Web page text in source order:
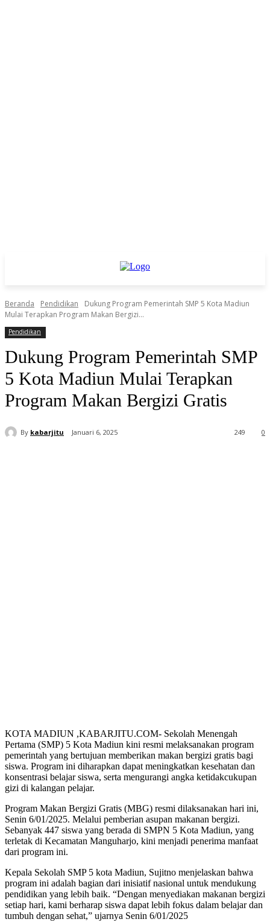
Beranda Pendidikan
Dukung Program Pemerintah SMP 5 Kota Madiun
Mulai Terapkan Program Makan Bergizi...
Pendidikan
Dukung Program Pemerintah SMP
5 Kota Madiun Mulai Terapkan
Program Makan Bergizi Gratis
By kabarjitu Januari 6, 2025 0
249
KOTA MADIUN ,KABARJITU.COM- Sekolah Menengah
Pertama (SMP) 5 Kota Madiun kini resmi melaksanakan program
pemerintah yang bertujuan memberikan makan bergizi gratis bagi
siswa. Program ini diharapkan dapat meningkatkan kesehatan dan
konsentrasi belajar siswa, serta mengurangi angka ketidakcukupan
gizi di kalangan pelajar.
Program Makan Bergizi Gratis (MBG) resmi dilaksanakan hari ini,
Senin 6/01/2025. Melalui pemberian asupan makanan bergizi.
Sebanyak 447 siswa yang berada di SMPN 5 Kota Madiun, yang
terletak di Kecamatan Manguharjo, kini menjadi penerima manfaat
dari program ini.
Kepala Sekolah SMP 5 kota Madiun, Sujitno menjelaskan bahwa
program ini adalah bagian dari inisiatif nasional untuk mendukung
pendidikan yang lebih baik. “Dengan menyediakan makanan bergizi
setiap hari, kami berharap siswa dapat lebih fokus dalam belajar dan
tumbuh dengan sehat,” ujarnya Senin 6/01/2025